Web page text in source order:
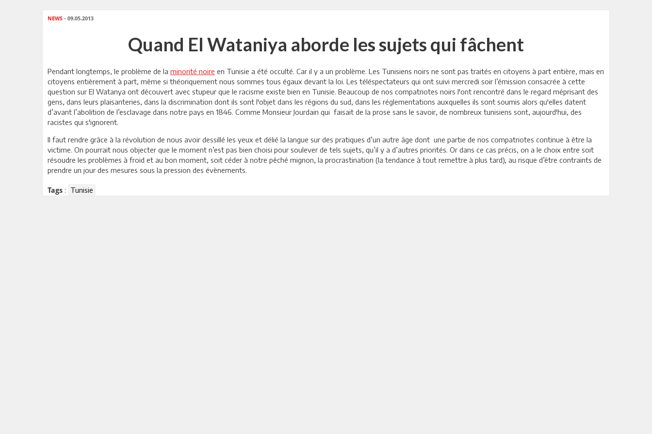
NEWS - 09.05.2013
Quand El Wataniya aborde les sujets qui fâchent
Pendant longtemps, le problème de la minorité noire en Tunisie a été occulté. Car il y a un problème. Les Tunisiens noirs ne sont pas traités en citoyens à part entière, mais en
citoyens entièrement à part, même si théoriquement nous sommes tous égaux devant la loi. Les téléspectateurs qui ont suivi mercredi soir l’émission consacrée à cette
question sur El Watanya ont découvert avec stupeur que le racisme existe bien en Tunisie. Beaucoup de nos compatriotes noirs l'ont rencontré dans le regard méprisant des
gens, dans leurs plaisanteries, dans la discrimination dont ils sont l'objet dans les régions du sud, dans les réglementations auxquelles ils sont soumis alors qu'elles datent
d’avant l’abolition de l’esclavage dans notre pays en 1846. Comme Monsieur Jourdain qui faisait de la prose sans le savoir, de nombreux tunisiens sont, aujourd'hui, des
racistes qui s'ignorent.
Il faut rendre grâce à la révolution de nous avoir dessillé les yeux et délié la langue sur des pratiques d’un autre âge dont une partie de nos compatriotes continue à être la
victime. On pourrait nous objecter que le moment n’est pas bien choisi pour soulever de tels sujets, qu’il y a d’autres priorités. Or dans ce cas précis, on a le choix entre soit
résoudre les problèmes à froid et au bon moment, soit céder à notre pêché mignon, la procrastination (la tendance à tout remettre à plus tard), au risque d’être contraints de
prendre un jour des mesures sous la pression des évènements.
Tags : Tunisie